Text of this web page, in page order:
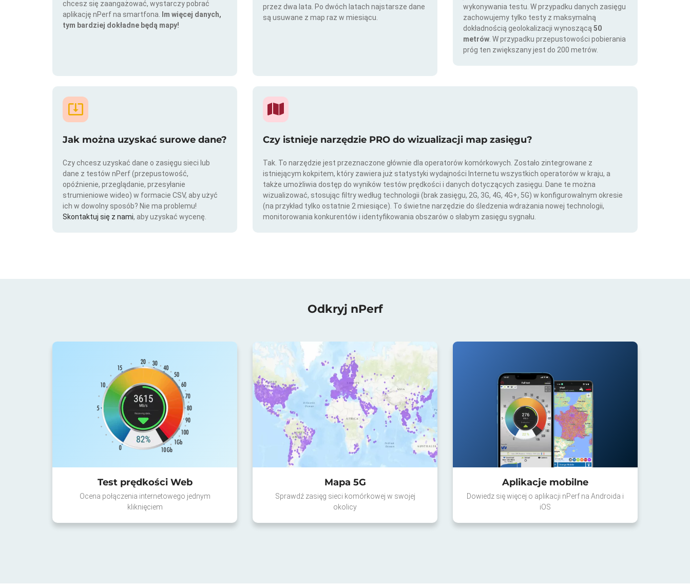
chcesz się zaangażować, wystarczy pobrać
aplikację nPerf na smartfona.
Im więcej danych,
tym bardziej dokładne będą mapy!
przez dwa lata. Po dwóch latach najstarsze dane
są usuwane z map raz w miesiącu.
wykonywania testu. W przypadku danych zasięgu
zachowujemy tylko testy z maksymalną
dokładnością geolokalizacji wynoszącą 50
metrów . W przypadku przepustowości pobierania
próg ten zwiększany jest do 200 metrów.
Jak można uzyskać surowe dane?
Czy chcesz uzyskać dane o zasięgu sieci lub
dane z testów nPerf (przepustowość,
opóźnienie, przeglądanie, przesyłanie
strumieniowe wideo) w formacie CSV, aby użyć
ich w dowolny sposób? Nie ma problemu!
Skontaktuj się z nami, aby uzyskać wycenę.
Czy istnieje narzędzie PRO do wizualizacji map zasięgu?
Tak. To narzędzie jest przeznaczone głównie dla operatorów komórkowych. Zostało zintegrowane z
istniejącym kokpitem, który zawiera już statystyki wydajności Internetu wszystkich operatorów w kraju, a
także umożliwia dostęp do wyników testów prędkości i danych dotyczących zasięgu. Dane te można
wizualizować, stosując filtry według technologii (brak zasięgu, 2G, 3G, 4G, 4G+, 5G) w konfigurowalnym okresie
(na przykład tylko ostatnie 2 miesiące). To świetne narzędzie do śledzenia wdrażania nowej technologii,
monitorowania konkurentów i identyfikowania obszarów o słabym zasięgu sygnału.
Odkryj nPerf
Test prędkości Web
Ocena połączenia internetowego jednym
kliknięciem
Mapa 5G
Sprawdź zasięg sieci komórkowej w swojej
okolicy
Aplikacje mobilne
Dowiedz się więcej o aplikacji nPerf na Androida i
iOS